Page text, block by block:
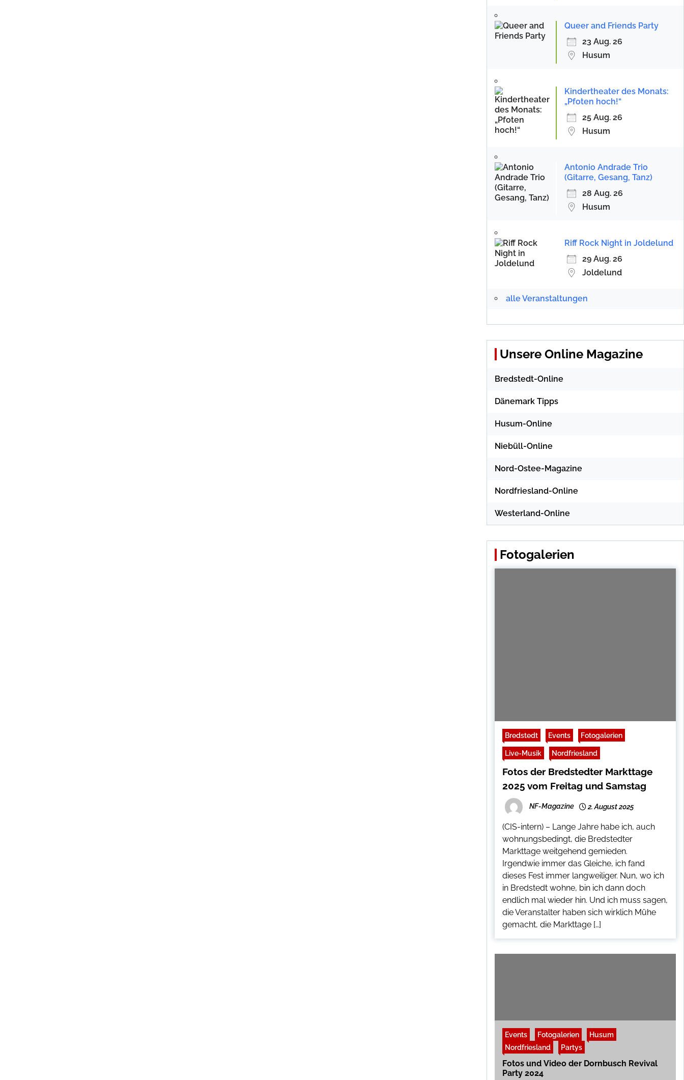
Queer and Friends Party
23 Aug. 26
Husum
Kindertheater des Monats:
„Pfoten hoch!“
25 Aug. 26
Husum
Antonio Andrade Trio
(Gitarre, Gesang, Tanz)
28 Aug. 26
Husum
Riff Rock Night in Joldelund
29 Aug. 26
Joldelund
alle Veranstaltungen
Unsere Online Magazine
Bredstedt-Online
Dänemark Tipps
Husum-Online
Niebüll-Online
Nord-Ostee-Magazine
Nordfriesland-Online
Westerland-Online
Fotogalerien
Bredstedt Events Fotogalerien
Live-Musik Nordfriesland
Fotos der Bredstedter Markttage
2025 vom Freitag und Samstag
NF-Magazine 2. August 2025
(CIS-intern) – Lange Jahre habe ich, auch
wohnungsbedingt, die Bredstedter
Markttage weitgehend gemieden.
Irgendwie immer das Gleiche, ich fand
dieses Fest immer langweiliger. Nun, wo ich
in Bredstedt wohne, bin ich dann doch
endlich mal wieder hin. Und ich muss sagen,
die Veranstalter haben sich wirklich Mühe
gemacht, die Markttage […]
Events Fotogalerien
Husum
Nordfriesland
Partys
Fotos und Video der Dornbusch Revival
Party 2024